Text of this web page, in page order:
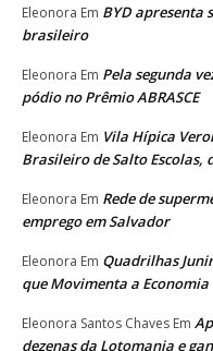
Eleonora Em BYD apresenta
brasileiro
Eleonora Em Pela segunda
pódio no Prêmio ABRASCE
Eleonora Em Vila Hípica
Brasileiro de Salto Escolas,
Eleonora Em Rede de
emprego em Salvador
Eleonora Em Quadrilhas
que Movimenta a Economia
Eleonora Santos Chaves Em
dezenas da Lotomania e